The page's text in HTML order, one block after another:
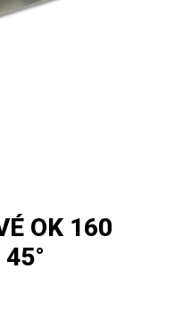
OK 160